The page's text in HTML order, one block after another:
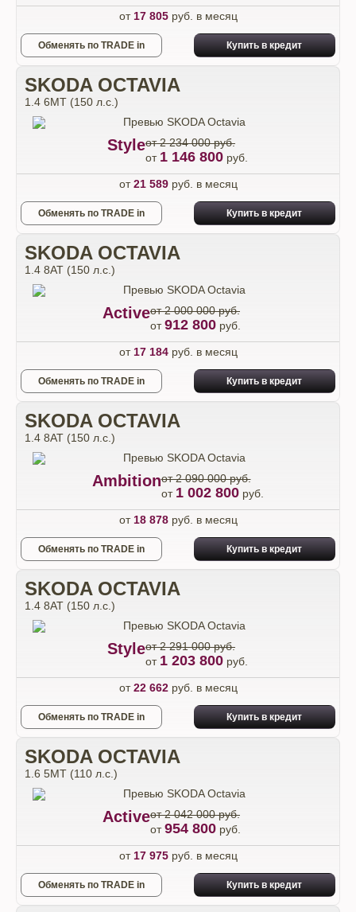
от 17 805руб. в месяц
Обменять по TRADE in Купить в кредит
SKODA OCTAVIA
1.4 6MT (150 л.с.)
Styleот 2 234 000 руб.
от 1 146 800 руб.
от21 589руб. в месяц
Обменять по TRADE in Купить в кредит
SKODA OCTAVIA
1.4 8AT (150 л.с.)
Activeот 2 000 000 руб.
от912 800 руб.
от 17 184руб. в месяц
Обменять по TRADE in Купить в кредит
SKODA OCTAVIA
1.4 8AT (150 л.с.)
Ambitionот 2 090 000 руб.
от 1 002 800руб.
от 18 878руб. в месяц
Обменять по TRADE in Купить в кредит
SKODA OCTAVIA
1.4 8AT (150 л.с.)
Styleот 2 291 000 руб.
от 1 203 800 руб.
от22 662руб. в месяц
Обменять по TRADE in Купить в кредит
SKODA OCTAVIA
1.6 5МТ (110 л.с.)
Activeот 2 042 000 руб.
от954 800 руб.
от 17 975руб. в месяц
Обменять по TRADE in Купить в кредит